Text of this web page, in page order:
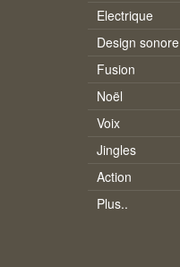
Electrique
Design sonore
Fusion
Noël
Voix
Jingles
Action
Plus..